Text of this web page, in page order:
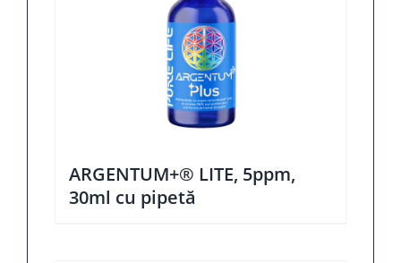
ARGENTUM+® LITE, 5ppm,
30ml cu pipetă